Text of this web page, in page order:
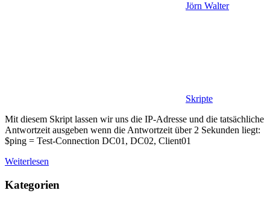
Jörn Walter
Skripte
Mit diesem Skript lassen wir uns die IP-Adresse und die tatsächliche
Antwortzeit ausgeben wenn die Antwortzeit über 2 Sekunden liegt:
$ping = Test-Connection DC01, DC02, Client01
Weiterlesen
Kategorien